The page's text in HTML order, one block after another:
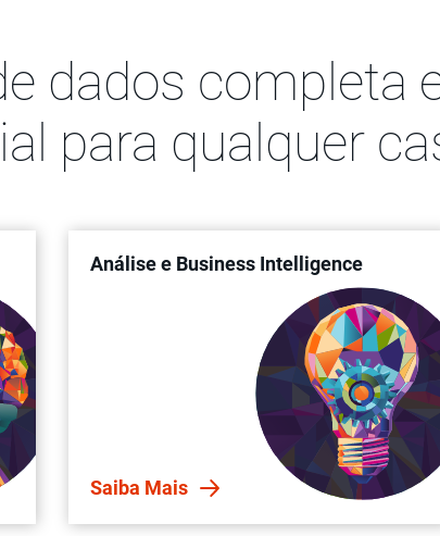
dados completa
para qualquer
Análise e Business Intelligence
Saiba Mais